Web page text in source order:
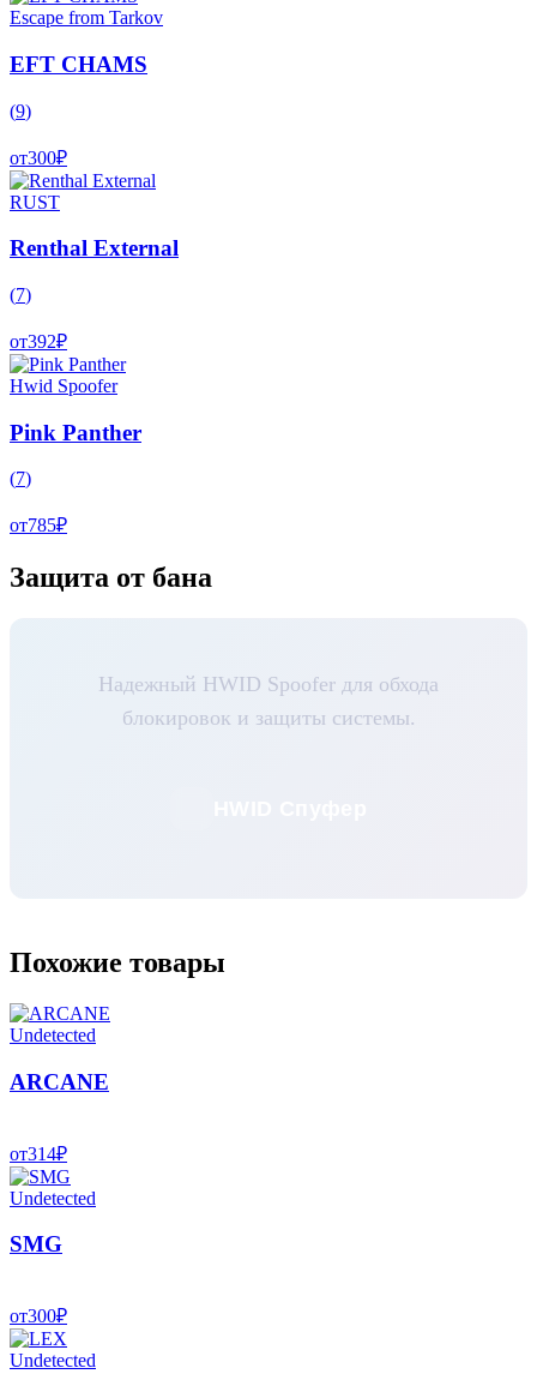
Escape from Tarkov
EFT CHAMS
(9)
от300₽
RUST
Renthal External
(7)
от392₽
Hwid Spoofer
Pink Panther
(7)
от785₽
Защита от бана
Надежный HWID Spoofer для обхода
блокировок и защиты системы.
Похожие товары
Undetected
ARCANE
от314₽
Undetected
SMG
от300₽
Undetected